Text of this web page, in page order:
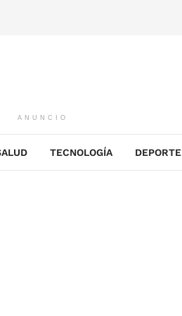
ANUNCIO
TECNOLOGÍA DEPORTE